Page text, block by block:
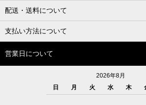
配送・送料について
支払い方法について
営業日について
2026年8月
日
月 火 水 木